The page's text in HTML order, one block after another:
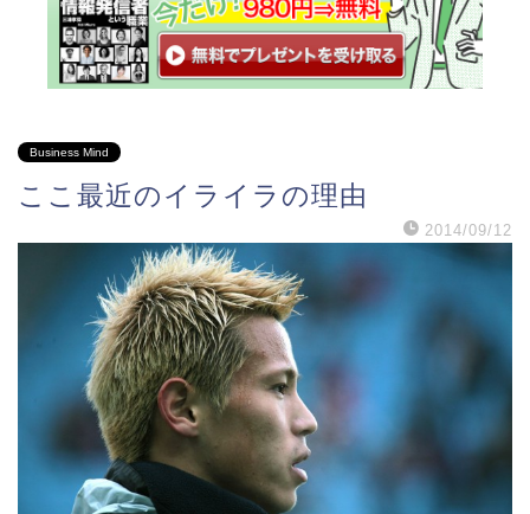
Business Mind
ここ最近のイライラの理由
2014/09/12